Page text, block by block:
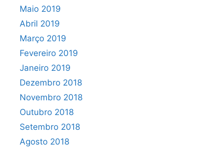
Maio 2019
Abril 2019
Março 2019
Fevereiro 2019
Janeiro 2019
Dezembro 2018
Novembro 2018
Outubro 2018
Setembro 2018
Agosto 2018